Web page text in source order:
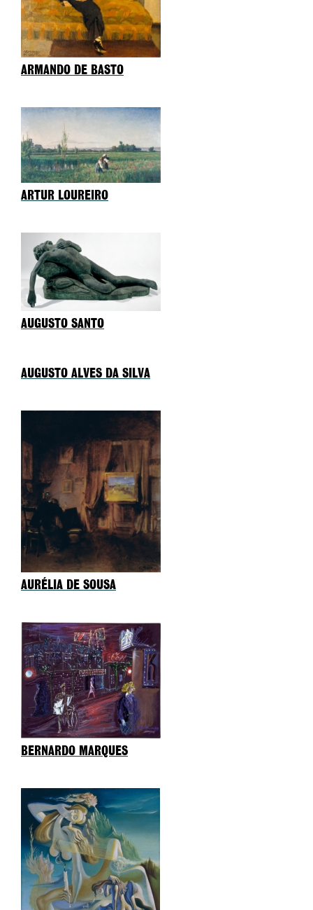
ARMANDO DE BASTO
ARTUR LOUREIRO
AUGUSTO SANTO
AUGUSTO ALVES DA SILVA
AURÉLIA DE SOUSA
BERNARDO MARQUES